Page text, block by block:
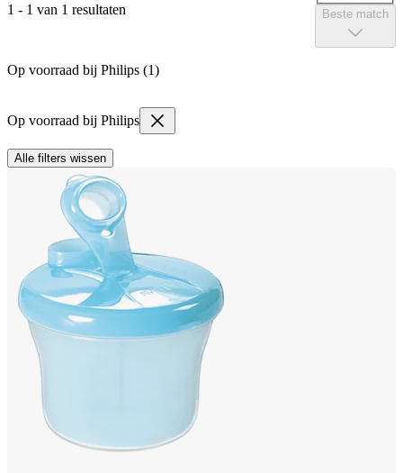
1 - 1 van 1 resultaten Beste match
Op voorraad bij Philips (1)
Op voorraad bij Philips
Alle filters wissen